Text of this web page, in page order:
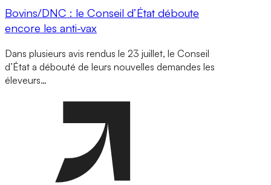
Bovins/DNC : le Conseil d’État déboute
encore les anti-vax
Dans plusieurs avis rendus le 23 juillet, le Conseil
d’État a débouté de leurs nouvelles demandes les
éleveurs…